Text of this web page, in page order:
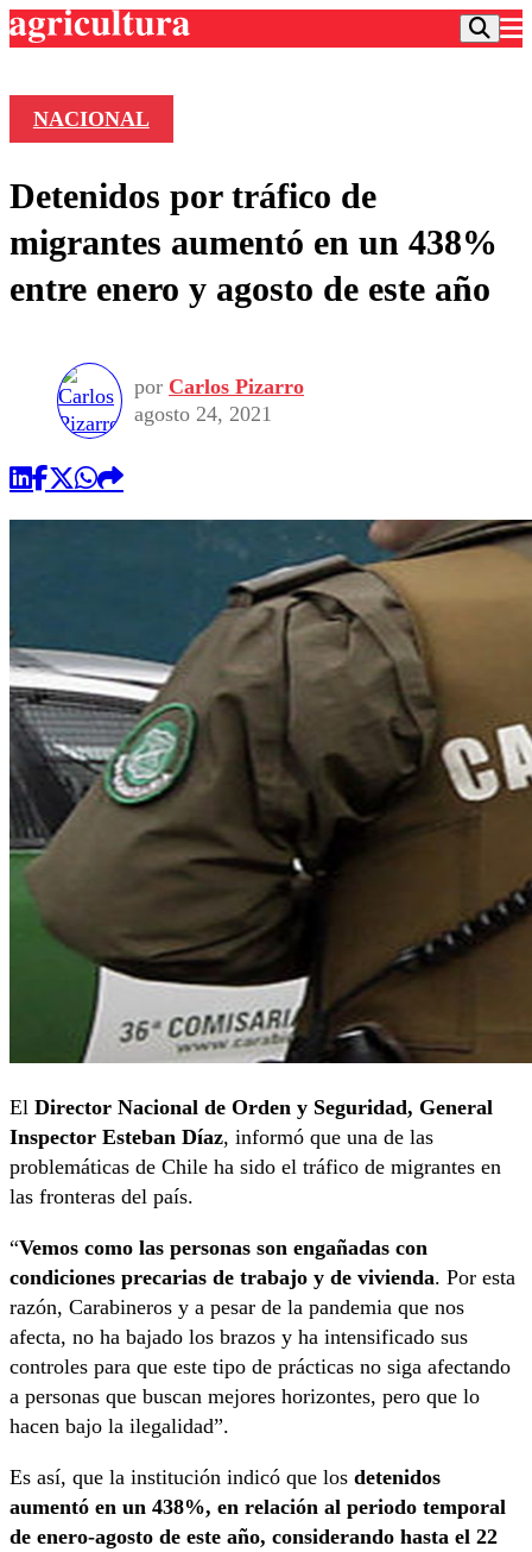
Frecuencias
Agricultura TV
Deportes
Colo Colo
Seleccion Chilena
Torneo Internacional
Entretención
Economía
Internacional
Publicaciones en medios
Opinión
NACIONAL
Detenidos por tráfico de
migrantes aumentó en un 438%
entre enero y agosto de este año
por Carlos Pizarro
agosto 24, 2021
El Director Nacional de Orden y Seguridad, General
Inspector Esteban Díaz, informó que una de las
problemáticas de Chile ha sido el tráfico de migrantes en
las fronteras del país.
“Vemos como las personas son engañadas con
condiciones precarias de trabajo y de vivienda. Por esta
razón, Carabineros y a pesar de la pandemia que nos
afecta, no ha bajado los brazos y ha intensificado sus
controles para que este tipo de prácticas no siga afectando
a personas que buscan mejores horizontes, pero que lo
hacen bajo la ilegalidad”.
Es así, que la institución indicó que los detenidos
aumentó en un 438%, en relación al periodo temporal
de enero-agosto de este año, considerando hasta el 22